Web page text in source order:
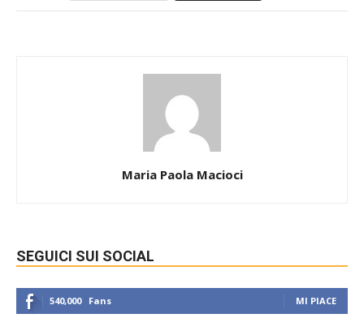
Maria Paola Macioci
SEGUICI SUI SOCIAL
540,000 Fans MI PIACE